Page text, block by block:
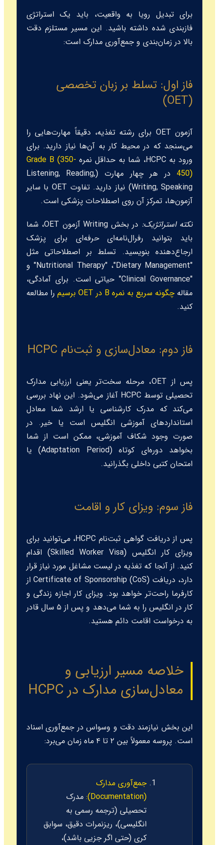
برای تبدیل رویا به واقعیت، باید یک استراتژی
فازبندی شده داشته باشید. این مسیر مستلزم دقت
بالا در زمان‌بندی و جمع‌آوری مدارک است:
فاز اول: تسلط بر زبان تخصصی
(OET)
آزمون OET برای رشته تغذیه، دقیقاً مهارت‌هایی را
می‌سنجد که در محیط کار به آن‌ها نیاز دارید. برای
ورود به HCPC، شما به حداقل نمره
Grade B (350-
450)
در هر چهار مهارت (Listening, Reading,
Writing, Speaking) نیاز دارید. تفاوت OET با سایر
آزمون‌ها، تمرکز آن روی اصطلاحات پزشکی است.
نکته استراتژیک:
در بخش Writing آزمون OET، شما
باید بتوانید رفرال‌نامه‌ای حرفه‌ای برای پزشک
ارجاع‌دهنده بنویسید. تسلط بر اصطلاحاتی مثل
"Dietary Management"،"Nutritional Therapy"و
"Clinical Governance"حیاتی است. برای آمادگی،
مقاله چگونه سریع به نمره B در OET برسیم
را مطالعه
کنید.
فاز دوم: معادل‌سازی و ثبت‌نام HCPC
پس از OET، مرحله سخت‌تر یعنی ارزیابی مدارک
تحصیلی توسط HCPC آغاز می‌شود. این نهاد بررسی
می‌کند که مدرک کارشناسی یا ارشد شما معادل
استانداردهای آموزشی انگلیس است یا خیر. در
صورت وجود شکاف آموزشی، ممکن است از شما
بخواهد دوره‌ای کوتاه (Adaptation Period) یا
امتحان کتبی داخلی بگذرانید.
فاز سوم: ویزای کار و اقامت
پس از دریافت گواهی ثبت‌نام HCPC، می‌توانید برای
ویزای کار انگلیس (Skilled Worker Visa) اقدام
کنید. از آنجا که تغذیه در لیست مشاغل مورد نیاز قرار
دارد، دریافت Certificate of Sponsorship (CoS) از
کارفرما راحت‌تر خواهد بود. ویزای کار اجازه زندگی و
کار در انگلیس را به شما می‌دهد و پس از ۵ سال قادر
به درخواست اقامت دائم هستید.
خلاصه مسیر ارزیابی و
معادل‌سازی مدارک در HCPC
این بخش نیازمند دقت و وسواس در جمع‌آوری اسناد
است. پروسه معمولاً بین ۲ تا ۴ ماه زمان می‌برد:
جمع‌آوری مدارک
(Documentation):
مدرک
تحصیلی (ترجمه رسمی به
انگلیسی)، ریزنمرات دقیق، سوابق
کری (حتی اگر جزیی باشد)،